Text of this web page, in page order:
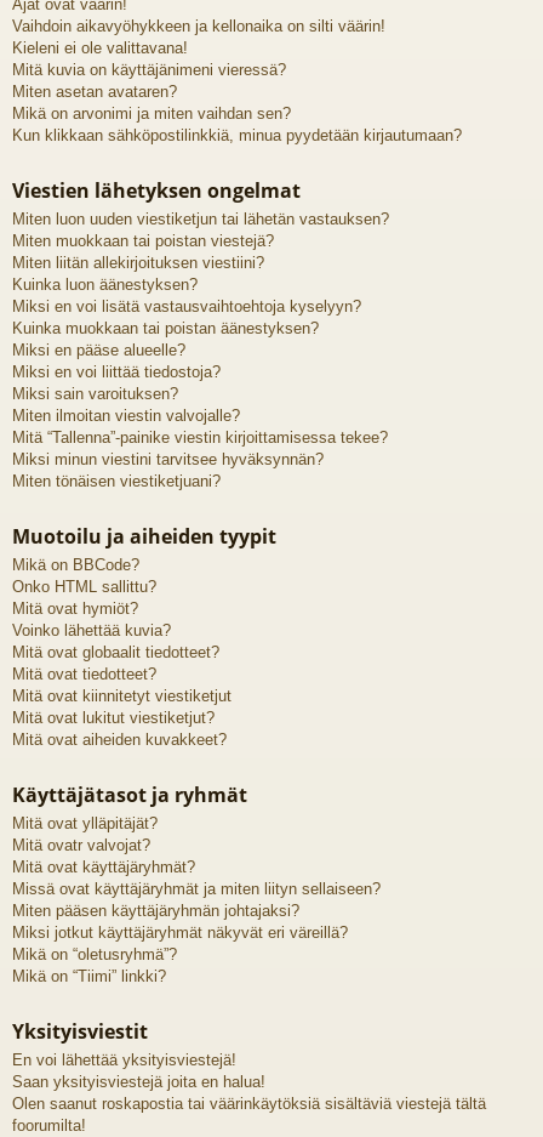
Ajat ovat väärin!
Vaihdoin aikavyöhykkeen ja kellonaika on silti väärin!
Kieleni ei ole valittavana!
Mitä kuvia on käyttäjänimeni vieressä?
Miten asetan avataren?
Mikä on arvonimi ja miten vaihdan sen?
Kun klikkaan sähköpostilinkkiä, minua pyydetään kirjautumaan?
Viestien lähetyksen ongelmat
Miten luon uuden viestiketjun tai lähetän vastauksen?
Miten muokkaan tai poistan viestejä?
Miten liitän allekirjoituksen viestiini?
Kuinka luon äänestyksen?
Miksi en voi lisätä vastausvaihtoehtoja kyselyyn?
Kuinka muokkaan tai poistan äänestyksen?
Miksi en pääse alueelle?
Miksi en voi liittää tiedostoja?
Miksi sain varoituksen?
Miten ilmoitan viestin valvojalle?
Mitä “Tallenna”-painike viestin kirjoittamisessa tekee?
Miksi minun viestini tarvitsee hyväksynnän?
Miten tönäisen viestiketjuani?
Muotoilu ja aiheiden tyypit
Mikä on BBCode?
Onko HTML sallittu?
Mitä ovat hymiöt?
Voinko lähettää kuvia?
Mitä ovat globaalit tiedotteet?
Mitä ovat tiedotteet?
Mitä ovat kiinnitetyt viestiketjut
Mitä ovat lukitut viestiketjut?
Mitä ovat aiheiden kuvakkeet?
Käyttäjätasot ja ryhmät
Mitä ovat ylläpitäjät?
Mitä ovatr valvojat?
Mitä ovat käyttäjäryhmät?
Missä ovat käyttäjäryhmät ja miten liityn sellaiseen?
Miten pääsen käyttäjäryhmän johtajaksi?
Miksi jotkut käyttäjäryhmät näkyvät eri väreillä?
Mikä on “oletusryhmä”?
Mikä on “Tiimi” linkki?
Yksityisviestit
En voi lähettää yksityisviestejä!
Saan yksityisviestejä joita en halua!
Olen saanut roskapostia tai väärinkäytöksiä sisältäviä viestejä tältä
foorumilta!